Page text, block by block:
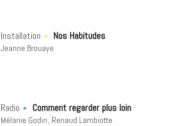
Installation Nos Habitudes
Jeanne Brouaye
Radio Comment regarder plus loin
Mélanie Godin Renaud Lambiotte